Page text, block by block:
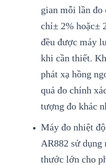
gian mỗi lần đo
chỉ± 2% hoặc±
đều được máy
khi cần thiết.
phát xạ hồng
quả đo chính
tượng đo khác
Máy đo nhiệt
AR882 sử dụng
thước lớn cho